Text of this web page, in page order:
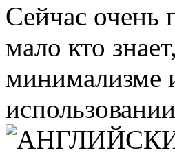
Сейчас очень
мало кто
минимализме